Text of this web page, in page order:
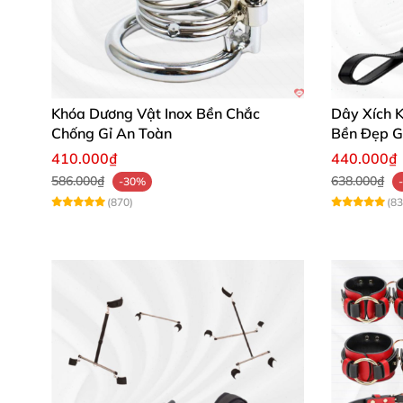
Sản phẩm được làm từ thép không gỉ nên
trường ẩm ướt mà không lo bị oxi hóa hay
nhiều cuộc yêu đậm đà cảm xúc.
Khóa Dương Vật Inox Bền Chắc
Chống Gỉ An Toàn
410.000₫
586.000₫
-30%
(870)
Dây Xích
Bền Đẹp
440.000₫
638.000₫